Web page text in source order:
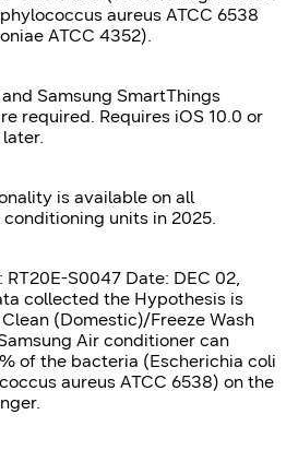
aureus ATCC 6538
ATCC 4352).
Samsung SmartThings
required. Requires iOS 10.0 or
is available on all
units in 2025.
S0047 Date: DEC 02,
collected the Hypothesis is
(Domestic)/Freeze Wash
Air conditioner can
of the bacteria (Escherichia coli
aureus ATCC 6538) on the